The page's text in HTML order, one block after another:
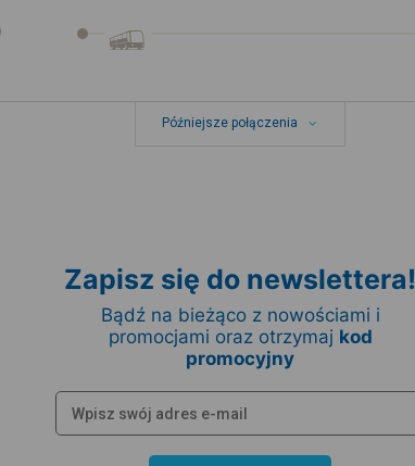
Późniejsze połączenia
Zapisz się do newslettera!
Bądź na bieżąco z nowościami i
promocjami oraz otrzymaj kod
promocyjny